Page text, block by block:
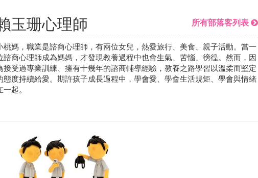
玉珊心理師 所有部落客列表
桃媽，職業是諮商心理師，有兩位女兒，熱愛旅行、美食、親子活動。當一
諮商心理師成為媽媽，才發現教養過程中也會生氣、苦惱、徬徨。然而，因
接受過專業訓練、擁有十幾年的諮商輔導經驗，教養之路學習以溫柔而堅定
態度持續給愛。期許孩子成長過程中，學會愛、學會生活規矩、學會與情緒
一起。